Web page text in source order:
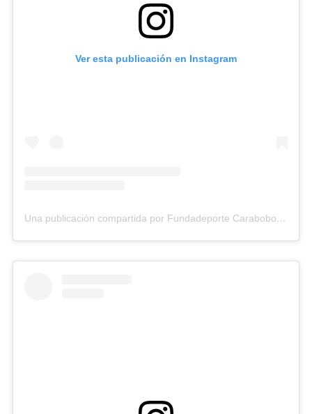
Ver esta publicación en Instagram
Una publicación compartida por Fundadeporte Carabobo (@fundadeporte)